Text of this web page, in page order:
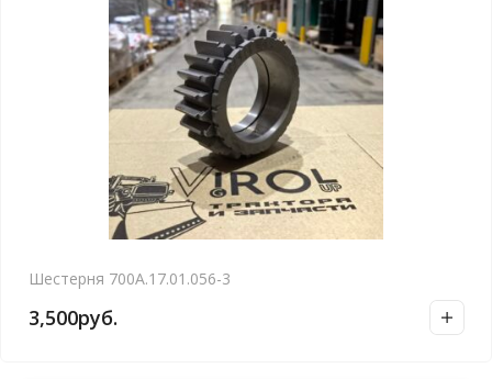
Шестерня 700А.17.01.056-3
3,500руб.